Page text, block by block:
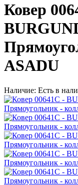
Ковер
ASADU
Наличие: Есть в